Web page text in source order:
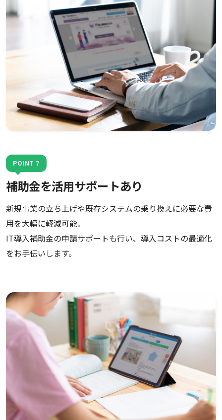
POINT 7
補助金を活用サポートあり
新規事業の立ち上げや既存システムの乗り換えに必要な費
用を大幅に軽減可能。
IT導入補助金の申請サポートも行い、導入コストの最適化
をお手伝いします。